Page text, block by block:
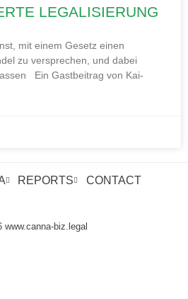
LEGALISIERUNG
mit einem Gesetz einen
zu versprechen, und dabei
Ein Gastbeitrag von Kai-
REPORTS CONTACT
www.canna-biz.legal